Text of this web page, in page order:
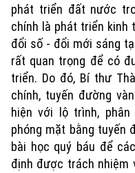
phát triển đất nước
chính là phát triển kinh
đổi số - đổi mới sáng
rất quan trọng để có
triển. Do đó, Bí thư
chính, tuyến đường
hiện với lộ trình,
phóng mặt bằng tuyến
bài học quý báu để
định được trách nhiệm